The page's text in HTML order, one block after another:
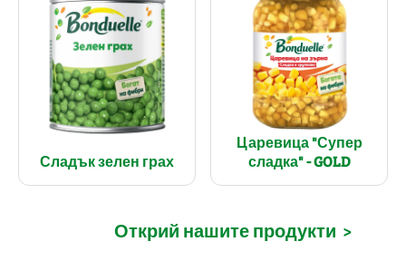
Сладък зелен грах
Царевица "Супер
сладка" - GOLD
Открий нашите продукти >